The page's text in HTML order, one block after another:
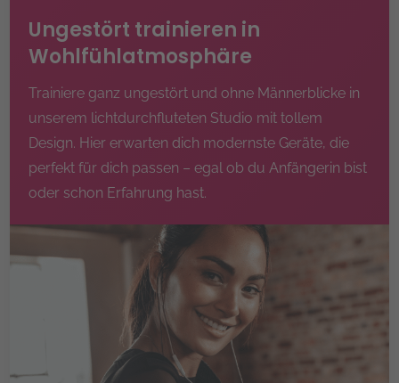
Ungestört trainieren in
Wohlfühlatmosphäre
Trainiere ganz ungestört und ohne Männerblicke in
unserem lichtdurchfluteten Studio mit tollem
Design. Hier erwarten dich modernste Geräte, die
perfekt für dich passen – egal ob du Anfängerin bist
oder schon Erfahrung hast.